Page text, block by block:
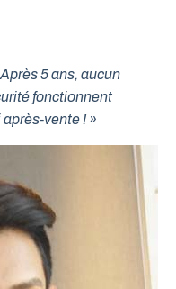
5 ans, aucun
fonctionnent
vente ! »